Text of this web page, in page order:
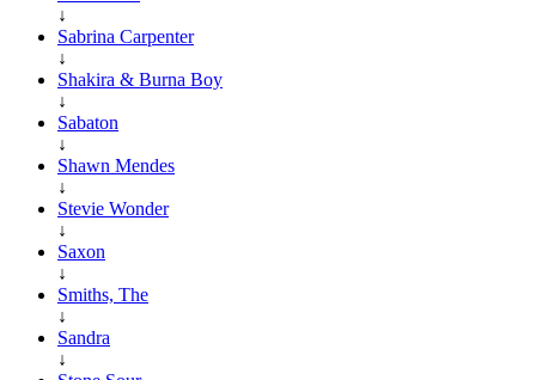
↓
Sabrina Carpenter
↓
Shakira & Burna Boy
↓
Sabaton
↓
Shawn Mendes
↓
Stevie Wonder
↓
Saxon
↓
Smiths, The
↓
Sandra
↓